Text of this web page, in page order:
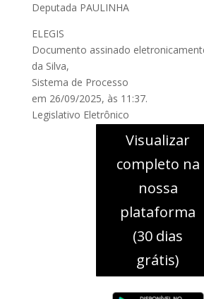
Deputada PAULINHA
ELEGIS
Documento assinado
da Silva,
Sistema de Processo
em 26/09/2025, às 11:37.
Legislativo Eletrônico
Visualizar
completo na
nossa
plataforma
(30 dias
grátis)